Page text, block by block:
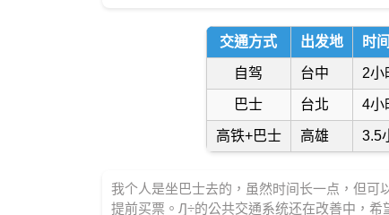
交通方式 出发地 时间
自驾 台中 2小
巴士 台北 4小
高铁+巴士 高雄 3.5
我个人是坐巴士去的，虽然时间长一点，但
提前买票。Ԓ÷的公共交通系统还在改善中，希